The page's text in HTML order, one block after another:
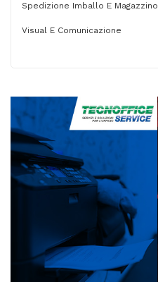
Spedizione Imballo E Magazzino
Visual E Comunicazione